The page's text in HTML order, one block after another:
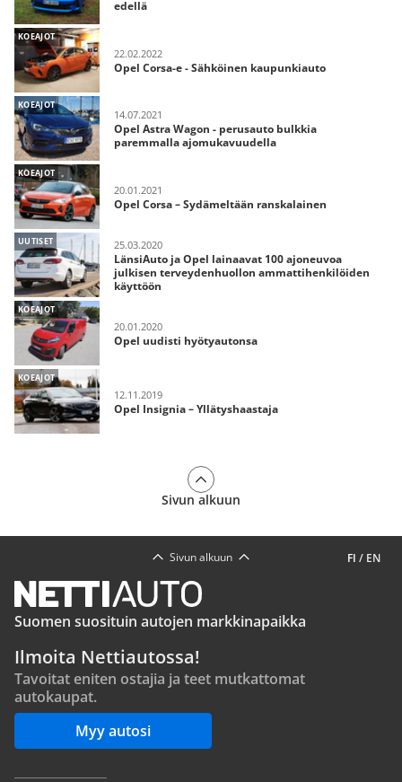
edellä
KOEAJOT
22.02.2022
Opel Corsa-e - Sähköinen kaupunkiauto
KOEAJOT
14.07.2021
Opel Astra Wagon - perusauto bulkkia
paremmalla ajomukavuudella
KOEAJOT
20.01.2021
Opel Corsa – Sydämeltään ranskalainen
UUTISET 25.03.2020
LänsiAuto ja Opel lainaavat 100 ajoneuvoa
julkisen terveydenhuollon ammattihenkilöiden
käyttöön
KOEAJOT
20.01.2020
Opel uudisti hyötyautonsa
KOEAJOT
12.11.2019
Opel Insignia – Yllätyshaastaja
Sivun alkuun
FI / EN
Sivun alkuun
Suomen suosituin autojen markkinapaikka
Ilmoita Nettiautossa!
Tavoitat eniten ostajia ja teet mutkattomat
autokaupat.
Myy autosi